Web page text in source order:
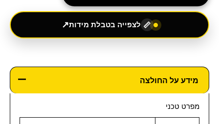
📏 לצפייה בטבלת מידות↗
מידע על החולצה
מפרט טכני